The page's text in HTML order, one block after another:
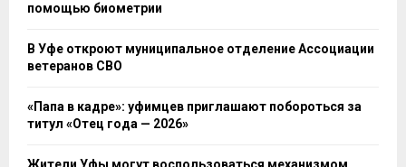
помощью биометрии
В Уфе откроют муниципальное отделение Ассоциации
ветеранов СВО
«Папа в кадре»: уфимцев приглашают побороться за
титул «Отец года — 2026»